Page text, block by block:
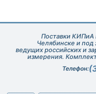
Поставки КИПиА
Челябинске и под
ведущих российских и
измерения.
техническая
Телефон: